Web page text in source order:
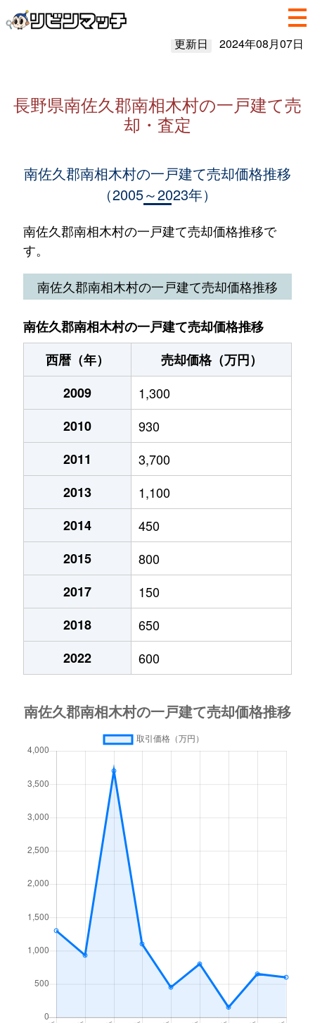
更新日 2024年08月07日
長野県南佐久郡南相木村の一戸建て売
却・査定
南佐久郡南相木村の一戸建て売却価格推移
（2005～2023年）
南佐久郡南相木村の一戸建て売却価格推移で
す。
南佐久郡南相木村の一戸建て売却価格推移
南佐久郡南相木村の一戸建て売却価格推移
西暦（年）
売却価格（万円）
2009
1,300
2010
930
2011
3,700
2013
1,100
2014
450
2015
800
2017
150
2018
650
2022
600